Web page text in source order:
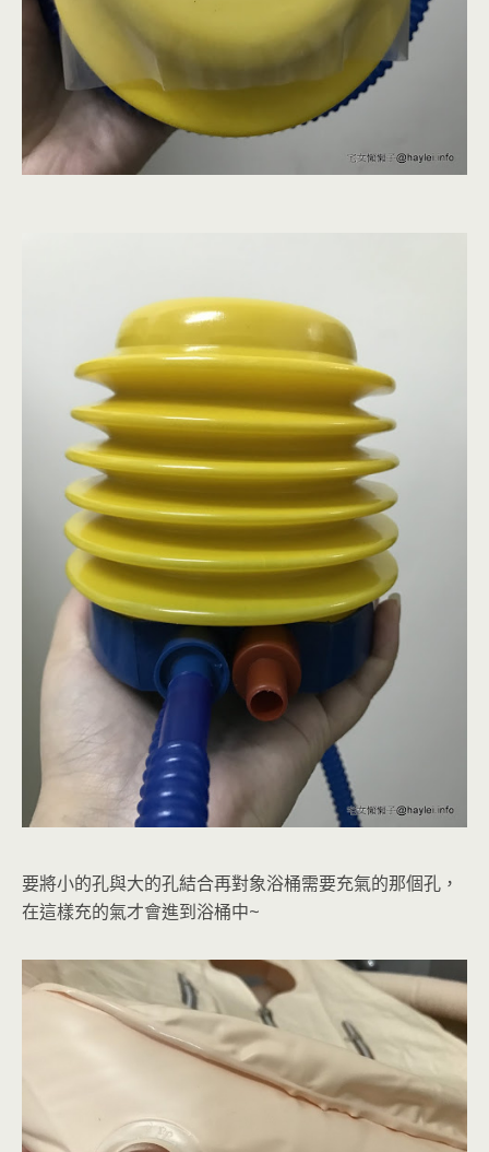
要將小的孔與大的孔結合再對象浴桶需要充氣的那個孔，
在這樣充的氣才會進到浴桶中~